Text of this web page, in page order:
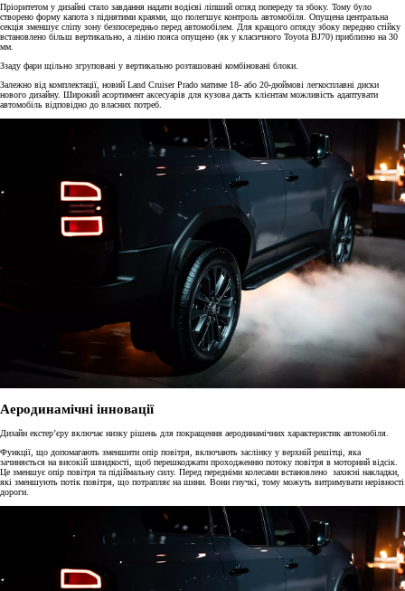
Пріоритетом у дизайні стало завдання надати водієві ліпший огляд попереду та збоку. Тому було
створено форму капота з піднятими краями, що полегшує контроль автомобіля. Опущена центральна
секція зменшує сліпу зону безпосередньо перед автомобілем. Для кращого огляду збоку передню стійку
встановлено більш вертикально, а лінію пояса опущено (як у класичного Toyota BJ70) приблизно на 30
мм.
Ззаду фари щільно згруповані у вертикально розташовані комбіновані блоки.
Залежно від комплектації, новий Land Cruiser Prado матиме 18- або 20-дюймові легкосплавні диски
нового дизайну. Широкий асортимент аксесуарів для кузова дасть клієнтам можливість адаптувати
автомобіль відповідно до власних потреб.
Аеродинамічні інновації
Дизайн екстер’єру включає низку рішень для покращення аеродинамічних характеристик автомобіля.
Функції, що допомагають зменшити опір повітря, включають заслінку у верхній решітці, яка
зачиняється на високій швидкості, щоб перешкоджати проходженню потоку повітря в моторний відсік.
Це зменшує опір повітря та підіймальну силу. Перед передніми колесами встановлено захисні накладки,
які зменшують потік повітря, що потрапляє на шини. Вони гнучкі, тому можуть витримувати нерівності
дороги.